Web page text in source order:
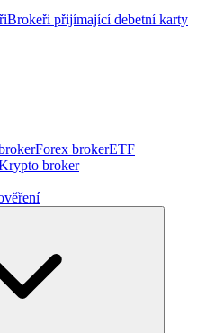
Brokeři přijímající debetní karty
Forex brokerETF
broker